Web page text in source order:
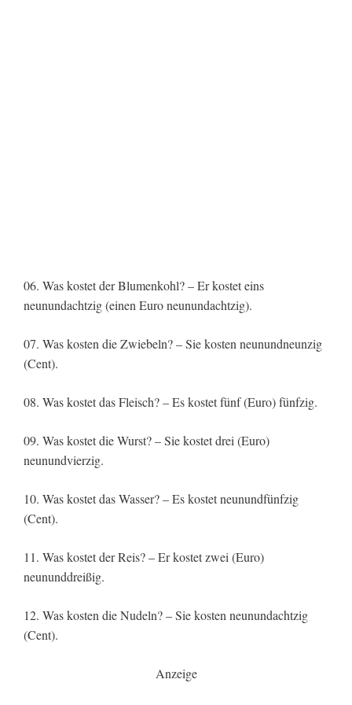
06. Was kostet der Blumenkohl? – Er kostet eins
neunundachtzig (einen Euro neunundachtzig).
07. Was kosten die Zwiebeln? – Sie kosten neunundneunzig
(Cent).
08. Was kostet das Fleisch? – Es kostet fünf (Euro) fünfzig.
09. Was kostet die Wurst? – Sie kostet drei (Euro)
neunundvierzig.
10. Was kostet das Wasser? – Es kostet neunundfünfzig
(Cent).
11. Was kostet der Reis? – Er kostet zwei (Euro)
neununddreißig.
12. Was kosten die Nudeln? – Sie kosten neunundachtzig
(Cent).
Anzeige